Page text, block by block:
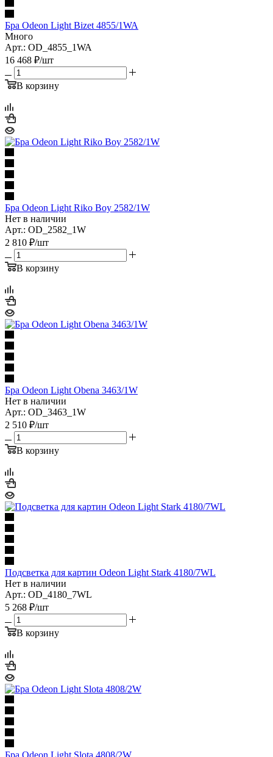
Бра Odeon Light Bizet 4855/1WA
Много
Арт.: OD_4855_1WA
16 468 ₽/шт
В корзину
Бра Odeon Light Riko Boy 2582/1W
Нет в наличии
Арт.: OD_2582_1W
2 810 ₽/шт
В корзину
Бра Odeon Light Obena 3463/1W
Нет в наличии
Арт.: OD_3463_1W
2 510 ₽/шт
В корзину
Подсветка для картин Odeon Light Stark 4180/7WL
Нет в наличии
Арт.: OD_4180_7WL
5 268 ₽/шт
В корзину
Бра Odeon Light Slota 4808/2W